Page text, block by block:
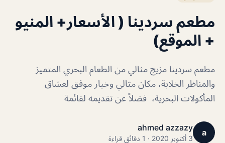
مطعم سردينا ( الأسعار+ المنيو
+ الموقع)
مطعم سردينا مزيج مثالي من الطعام البحري المتميز
والمناظر الخلابة، مكان مثالي وخيار موفق لعشاق
المأكولات البحرية، فضلاً عن تقديمه لقائمة
a
ahmed azzazy
3 أكتوبر 2020 · 1 دقائق قراءة